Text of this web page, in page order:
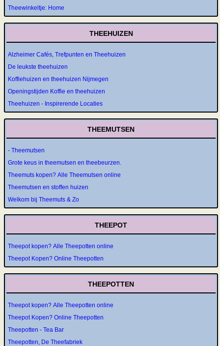
Theewinkeltje: Home
THEEHUIZEN
Alzheimer Cafés, Trefpunten en Theehuizen
De leukste theehuizen
Koffiehuizen en theehuizen Nijmegen
Openingstijden Koffie en theehuizen
Theehuizen - Inspirerende Locaties
THEEMUTSEN
- Theemutsen
Grote keus in theemutsen en theebeurzen.
Theemuts kopen? Alle Theemutsen online
Theemutsen en stoffen huizen
Welkom bij Theemuts & Zo
THEEPOT
Theepot kopen? Alle Theepotten online
Theepot Kopen? Online Theepotten
THEEPOTTEN
Theepot kopen? Alle Theepotten online
Theepot Kopen? Online Theepotten
Theepotten - Tea Bar
Theepotten, De Theefabriek